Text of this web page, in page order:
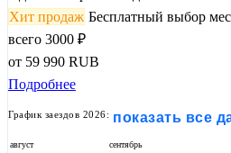
Хит продаж Бесплатный выбор
всего 3000 ₽
от 59 990 RUB
Подробнее
График заездов 2026: показать все
август сентябрь